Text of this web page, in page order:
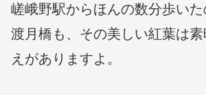
嵯峨野駅からほんの数分歩い
渡月橋も、その美しい紅葉は
えがありますよ。